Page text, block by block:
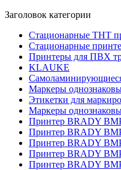
Заголовок категории
Стационарные THT
Стационарные
Принтеры для ПВХ
KLAUKE
Маркеры
Этикетки для
Маркеры
Принтер BRADY
Принтер BRADY
Принтер BRADY
Принтер BRADY
Принтер BRADY